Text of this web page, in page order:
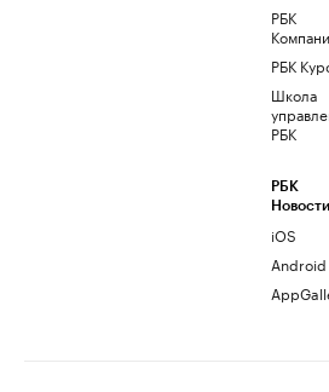
РБК
РБК
Школа
РБК
РБК
Новости
iOS
Android